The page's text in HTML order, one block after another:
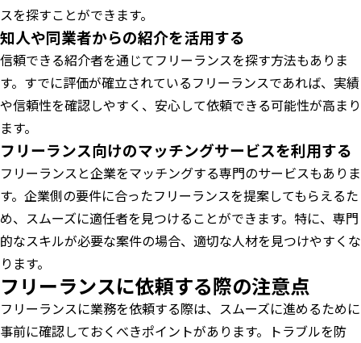
スを探すことができます。
知人や同業者からの紹介を活用する
信頼できる紹介者を通じてフリーランスを探す方法もありま
す。すでに評価が確立されているフリーランスであれば、実績
や信頼性を確認しやすく、安心して依頼できる可能性が高まり
ます。
フリーランス向けのマッチングサービスを利用する
フリーランスと企業をマッチングする専門のサービスもありま
す。企業側の要件に合ったフリーランスを提案してもらえるた
め、スムーズに適任者を見つけることができます。特に、専門
的なスキルが必要な案件の場合、適切な人材を見つけやすくな
ります。
フリーランスに依頼する際の注意点
フリーランスに業務を依頼する際は、スムーズに進めるために
事前に確認しておくべきポイントがあります。トラブルを防